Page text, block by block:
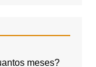
meses?